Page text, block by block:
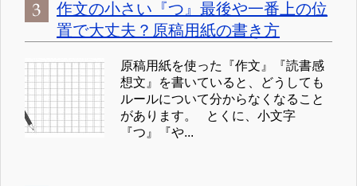
作文の小さい『つ』最後や一番上の位
置で大丈夫？原稿用紙の書き方
原稿用紙を使った『作文』『読書感
想文』を書いていると、どうしても
ルールについて分からなくなること
があります。 とくに、小文字
『つ』『や...